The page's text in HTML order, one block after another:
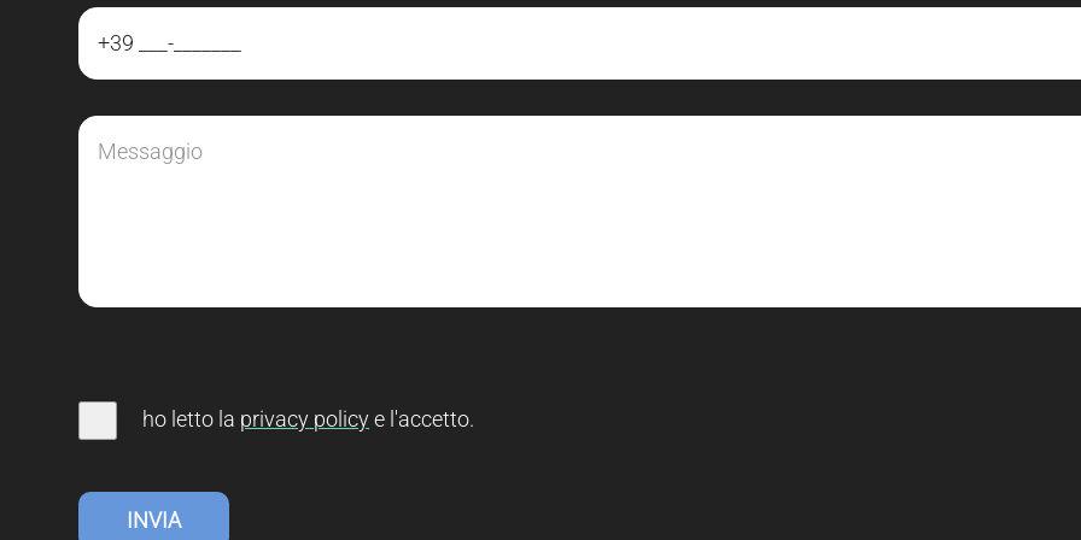
ho letto la privacy policye l'accetto.
INVIA